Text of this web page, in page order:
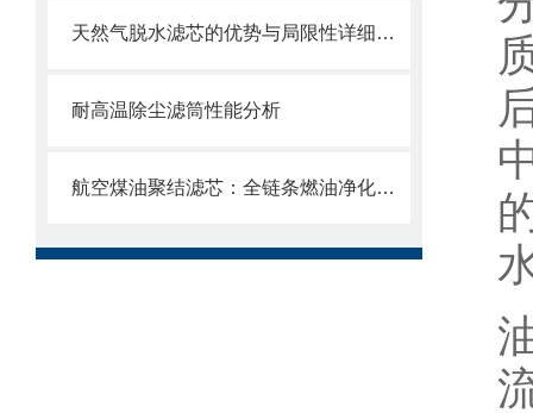
天然气脱水滤芯的优势与局限性详细分析
耐高温除尘滤筒性能分析
航空煤油聚结滤芯：全链条燃油净化的关键配套